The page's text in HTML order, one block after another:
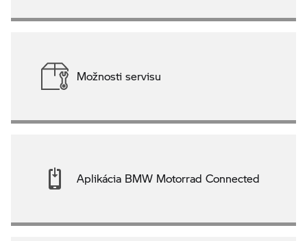
Možnosti servisu
Aplikácia BMW Motorrad Connected